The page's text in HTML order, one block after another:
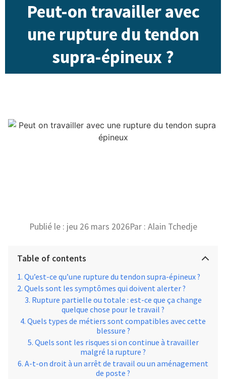
Peut-on travailler avec
une rupture du tendon
supra-épineux ?
Publié le : jeu 26 mars 2026Par : Alain Tchedje
Table of contents
Qu’est-ce qu’une rupture du tendon supra-épineux ?
Quels sont les symptômes qui doivent alerter ?
Rupture partielle ou totale : est-ce que ça change
quelque chose pour le travail ?
Quels types de métiers sont compatibles avec cette
blessure ?
Quels sont les risques si on continue à travailler
malgré la rupture ?
A-t-on droit à un arrêt de travail ou un aménagement
de poste ?